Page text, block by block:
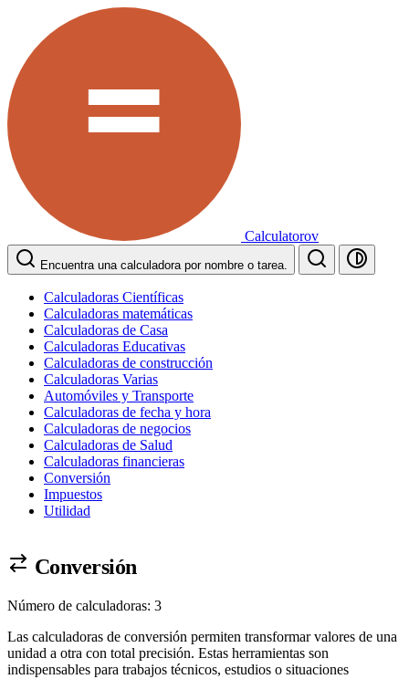
Calculatorov
Encuentra una calculadora por nombre o tarea.
Calculadoras Científicas
Calculadoras matemáticas
Calculadoras de Casa
Calculadoras Educativas
Calculadoras de construcción
Calculadoras Varias
Automóviles y Transporte
Calculadoras de fecha y hora
Calculadoras de negocios
Calculadoras de Salud
Calculadoras financieras
Conversión
Impuestos
Utilidad
Conversión
Número de calculadoras: 3
Las calculadoras de conversión permiten transformar valores de una
unidad a otra con total precisión. Estas herramientas son
indispensables para trabajos técnicos, estudios o situaciones